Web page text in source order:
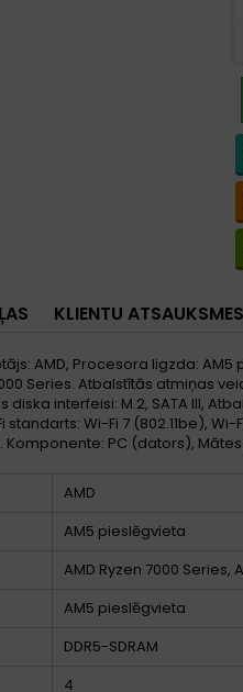
KLIENTU ATSAUKSMES
AMD, Procesora ligzda:
Series. Atbalstītās atmiņas
interfeisi: M.2, SATA III,
Wi-Fi 7 (802.11be), Wi-
Komponente: PC (dators),
AMD
AM5 pieslēgvieta
AMD Ryzen 7000 Series,
AM5 pieslēgvieta
DDR5-SDRAM
4